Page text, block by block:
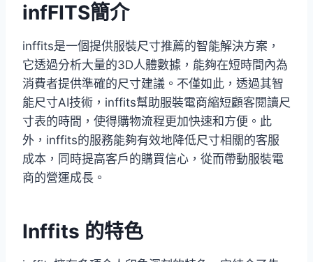
infFITS簡介
inffits是一個提供服裝尺寸推薦的智能解決方案，
它透過分析大量的3D人體數據，能夠在短時間內為
消費者提供準確的尺寸建議。不僅如此，透過其智
能尺寸AI技術，inffits幫助服裝電商縮短顧客閱讀尺
寸表的時間，使得購物流程更加快速和方便。此
外，inffits的服務能夠有效地降低尺寸相關的客服
成本，同時提高客戶的購買信心，從而帶動服裝電
商的營運成長​。
Inffits 的特色